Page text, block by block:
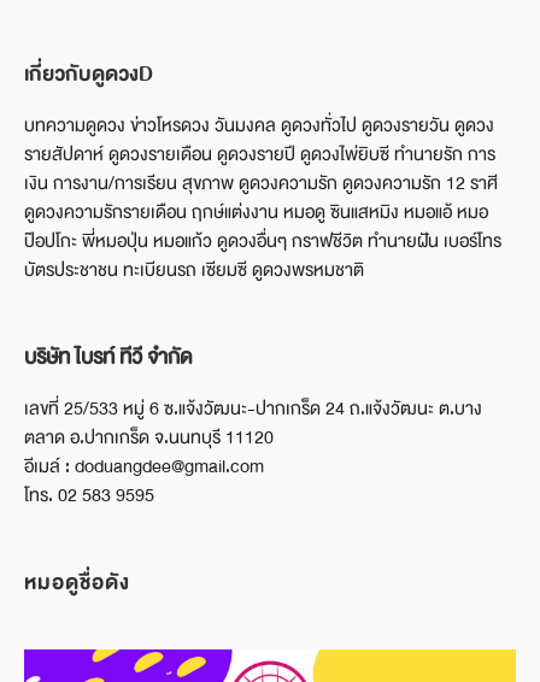
เกี่ยวกับดูดวงD
บทความดูดวง ข่าวโหรดวง วันมงคล ดูดวงทั่วไป ดูดวงรายวัน ดูดวง
รายสัปดาห์ ดูดวงรายเดือน ดูดวงรายปี ดูดวงไพ่ยิบซี ทำนายรัก การ
เงิน การงาน/การเรียน สุขภาพ ดูดวงความรัก ดูดวงความรัก 12 ราศี
ดูดวงความรักรายเดือน ฤกษ์แต่งงาน หมอดู ซินแสหมิง หมอแอ้ หมอ
ป๊อปโกะ พี่หมอปุ่น หมอแก้ว ดูดวงอื่นๆ กราฟชีวิต ทำนายฝัน เบอร์โทร
บัตรประชาชน ทะเบียนรถ เซียมซี ดูดวงพรหมชาติ
บริษัท ไบรท์ ทีวี จำกัด
เลขที่ 25/533 หมู่ 6 ซ.แจ้งวัฒนะ-ปากเกร็ด 24 ถ.แจ้งวัฒนะ ต.บาง
ตลาด อ.ปากเกร็ด จ.นนทบุรี 11120
อีเมล์ : doduangdee@gmail.com
โทร. 02 583 9595
หมอดูชื่อดัง